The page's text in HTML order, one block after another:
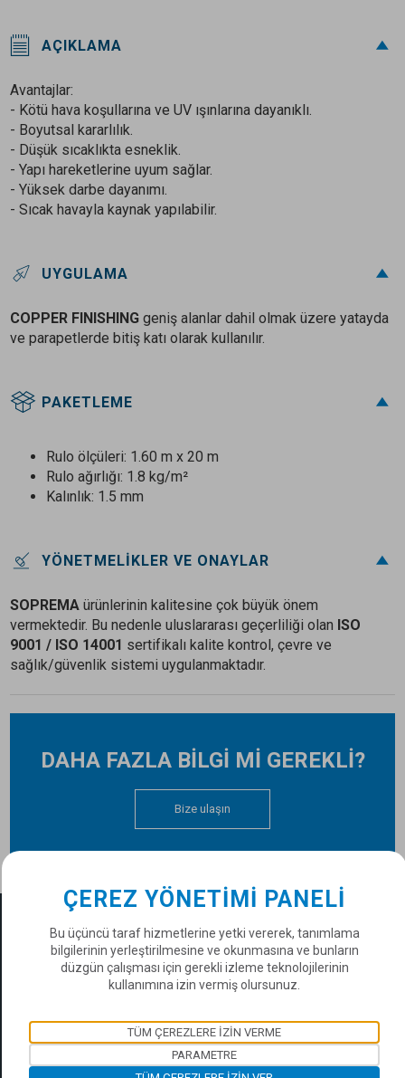
AÇIKLAMA
Avantajlar:
- Kötü hava koşullarına ve UV ışınlarına dayanıklı.
- Boyutsal kararlılık.
- Düşük sıcaklıkta esneklik.
- Yapı hareketlerine uyum sağlar.
- Yüksek darbe dayanımı.
- Sıcak havayla kaynak yapılabilir.
UYGULAMA
COPPER FINISHING geniş alanlar dahil olmak üzere yatayda
ve parapetlerde bitiş katı olarak kullanılır.
PAKETLEME
Rulo ölçüleri: 1.60 m x 20 m
Rulo ağırlığı: 1.8 kg/m²
Kalınlık: 1.5 mm
YÖNETMELIKLER VE ONAYLAR
SOPREMA ürünlerinin kalitesine çok büyük önem
vermektedir. Bu nedenle uluslararası geçerliliği olan ISO
9001 / ISO 14001 sertifikalı kalite kontrol, çevre ve
sağlık/güvenlik sistemi uygulanmaktadır.
DAHA FAZLA BİLGİ Mİ GEREKLİ?
Bize ulaşın
Bir ülke seçiniz
ÇEREZ YÖNETIMI PANELI
Bu üçüncü taraf hizmetlerine yetki vererek, tanımlama
bilgilerinin yerleştirilmesine ve okunmasına ve bunların
düzgün çalışması için gerekli izleme teknolojilerinin
kullanımına izin vermiş olursunuz.
TÜM ÇEREZLERE IZIN VERME
PARAMETRE